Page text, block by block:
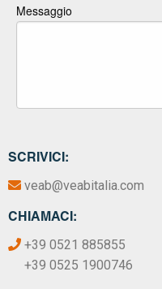
SCRIVICI:
veab@veabitalia.com
CHIAMACI:
+39 0521 885855
+39 0525 1900746
Messaggio